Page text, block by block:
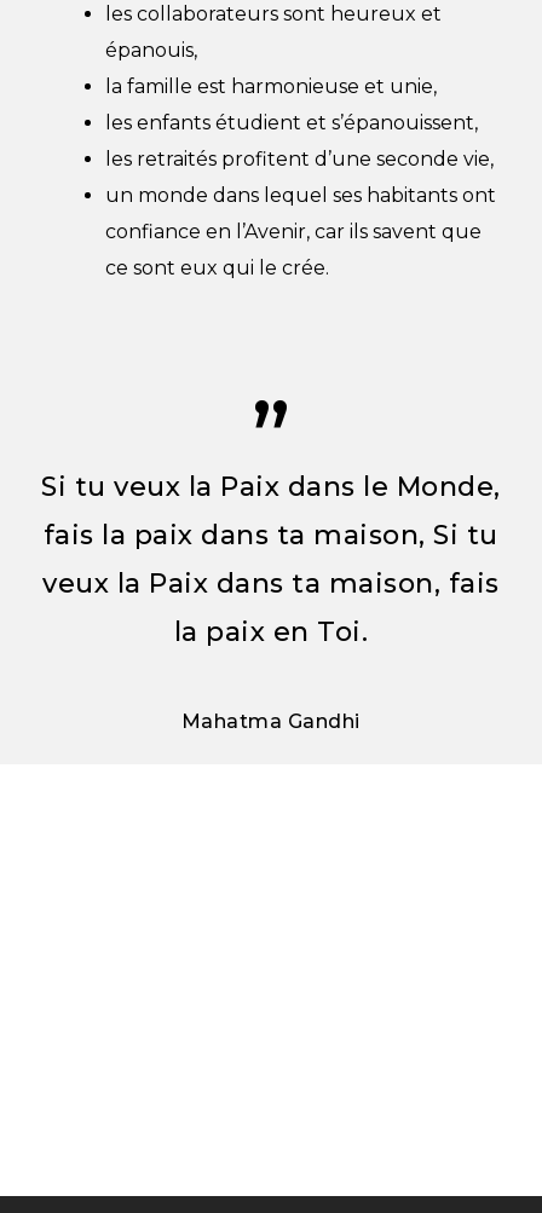
les collaborateurs sont heureux et
épanouis,
la famille est harmonieuse et unie,
les enfants étudient et s’épanouissent,
les retraités profitent d’une seconde vie,
un monde dans lequel ses habitants ont
confiance en l’Avenir, car ils savent que
ce sont eux qui le crée.
”
Si tu veux la Paix dans le Monde,
fais la paix dans ta maison, Si tu
veux la Paix dans ta maison, fais
la paix en Toi.
Mahatma Gandhi